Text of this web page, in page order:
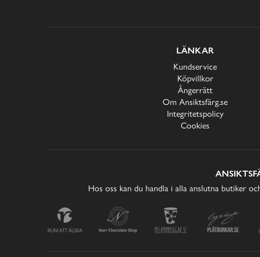
LÄNKAR
Kundservice
Köpvillkor
Ångerrätt
Om Ansiktsfärg.se
Integritetspolicy
Cookies
Hos oss kan du handla i alla anslutna butiker